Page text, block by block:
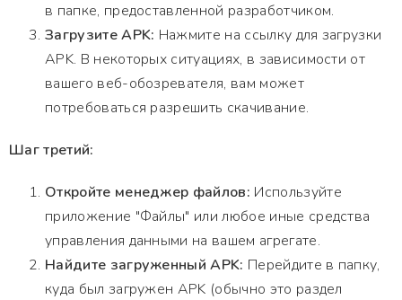
в папке, предоставленной разработчиком.
Загрузите APK: Нажмите на ссылку для загрузки
APK. В некоторых ситуациях, в зависимости от
вашего веб-обозревателя, вам может
потребоваться разрешить скачивание.
Шаг третий:
Откройте менеджер файлов: Используйте
приложение "Файлы" или любое иные средства
управления данными на вашем агрегате.
Найдите загруженный APK: Перейдите в папку,
куда был загружен APK (обычно это раздел